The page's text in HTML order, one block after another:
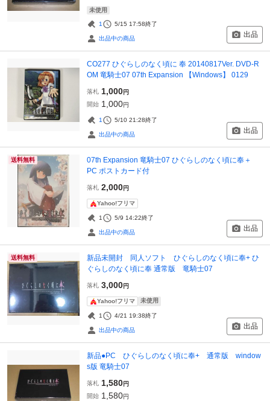
未使用
1 5/15 17:58終了
出品中の商品 出品
CO277 ひぐらしのなく頃に 奉 20140817Ver. DVD-R
OM 竜騎士07 07th Expansion 【Windows】 0129
落札 1,000円
開始 1,000円
1 5/10 21:28終了
出品中の商品 出品
送料無料
07th Expansion 竜騎士07 ひぐらしのなく頃に奉＋
PC ポストカード付
落札 2,000円
Yahoo!フリマ
1 5/9 14:22終了
出品中の商品 出品
送料無料
新品未開封 同人ソフト ひぐらしのなく頃に奉+ ひ
ぐらしのなく頃に奉 通常版 竜騎士07
落札 3,000円
Yahoo!フリマ 未使用
1 4/21 19:38終了
出品中の商品 出品
新品●PC ひぐらしのなく頃に奉+ 通常版 window
s版 竜騎士07
落札 1,580円
開始 1,580円